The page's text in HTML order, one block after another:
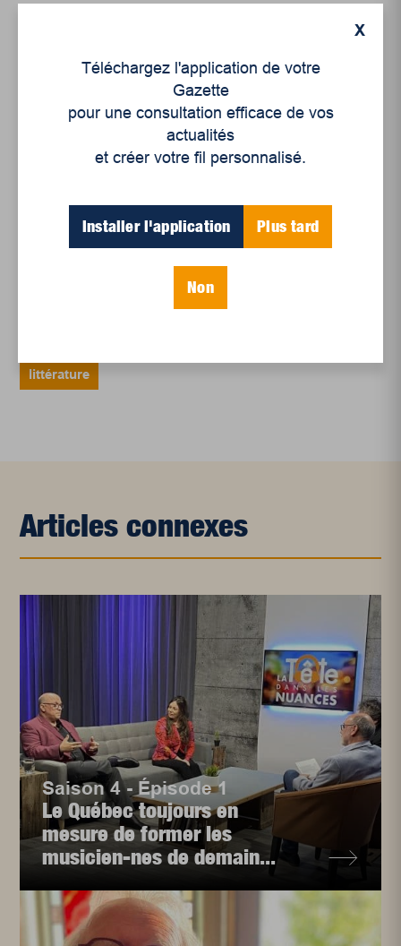
Un siècle de Mauriciennes dans la presse
Le sport professionnel féminin : en mouvement,
Et les politiques peinent à suivre
Le sommeil, nouveau défi de santé publique
littérature
Articles connexes
Saison 4 - Épisode 1
Le Québec toujours en
mesure de former les
musicien-nes de demain...
X
Téléchargez l'application de votre
Gazette
pour une consultation efficace de vos
actualités
et créer votre fil personnalisé.
Installer l'application Plus tard
Non